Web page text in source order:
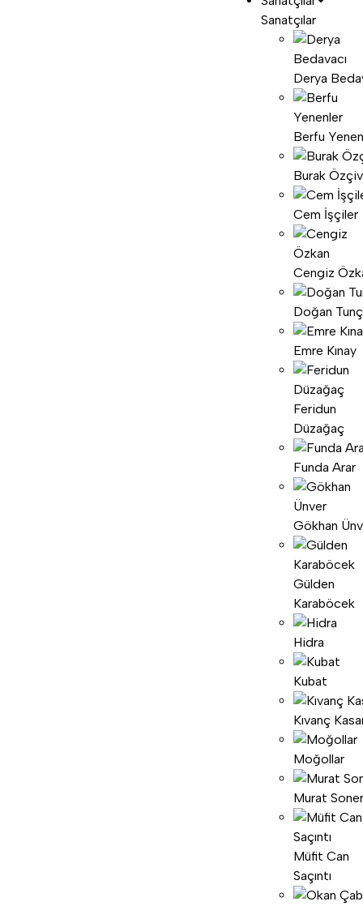
Sanatçılar
Derya
Berfu
Burak
Cem İşçiler
Cengiz
Doğan
Emre Kınay
Feridun
Düzağaç
Funda Arar
Gökhan
Gülden
Karaböcek
Hidra
Kubat
Kıvanç
Moğollar
Murat Soner
Müfit Can
Saçıntı